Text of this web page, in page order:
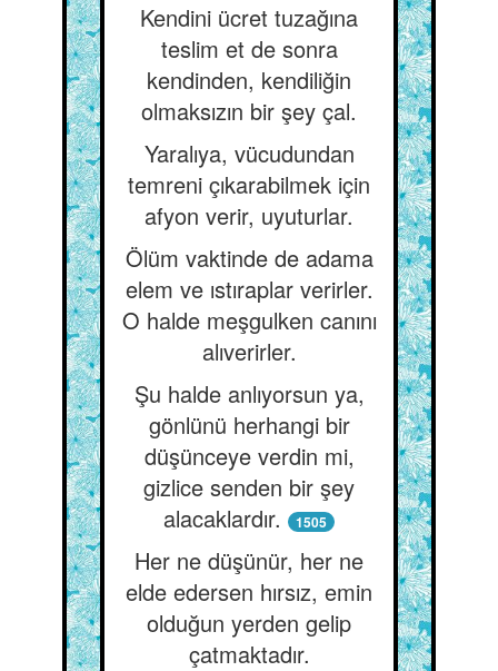
Kendini ücret tuzağına
teslim et de sonra
kendinden, kendiliğin
olmaksızın bir şey çal.
Yaralıya, vücudundan
temreni çıkarabilmek için
afyon verir, uyuturlar.
Ölüm vaktinde de adama
elem ve ıstıraplar verirler.
O halde meşgulken canını
alıverirler.
Şu halde anlıyorsun ya,
gönlünü herhangi bir
düşünceye verdin mi,
gizlice senden bir şey
alacaklardır.
1505
Her ne düşünür, her ne
elde edersen hırsız, emin
olduğun yerden gelip
çatmaktadır.